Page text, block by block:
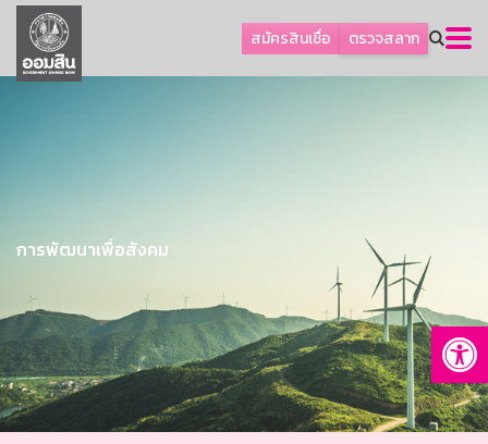
สมัครสินเชื่อ ตรวจสลาก
ลูกค้าธุรกิจ
ลูกค้าผู้ประกอบรายย่อย
ข่าวสาร
บริการทางการเงิน
อื่นๆ
ติดต่อเรา
บริการออนไลน์
การพัฒนาเพื่อสังคม